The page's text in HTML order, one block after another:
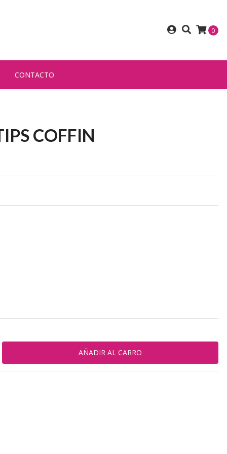
0
CONTACTO
COFFIN